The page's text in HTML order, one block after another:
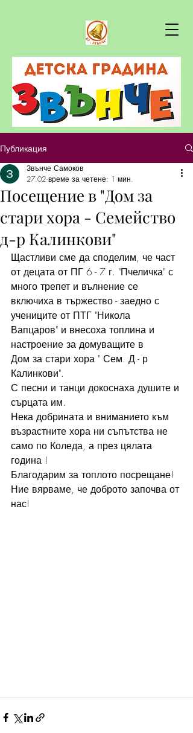
Публикация
Посещение в "Дом за
стари хора - Семейство
д-р Калинкови"
Звънче Самоков
27.02 време за четене: 1 мин.
Щастливи сме да споделим, че част
от децата от ПГ 6 - 7 г. "Пчеличка" с
много трепет и вълнение се
включиха в тържество - заедно с
учениците от ПТГ "Никола
Вапцаров" и внесоха топлина и
настроение за домуващите в
Дом за стари хора " Сем. Д - р
Калинкови".
С песни и танци докоснаха душите и
сърцата им.
Нека добрината и вниманието към
възрастните хора ни съпътства не
само по Коледа, а през цялата
година !
Благодарим за топлото посрещане!
Ние вярваме, че доброто започва от
нас!